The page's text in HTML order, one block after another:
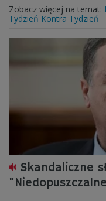
Zobacz więcej na temat:
Tydzień Kontra Tydzień
Skandaliczne